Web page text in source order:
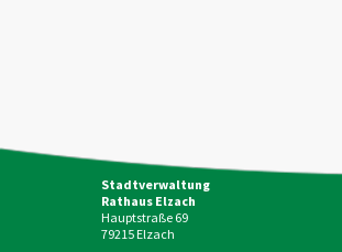
Stadtverwaltung
Rathaus Elzach
Hauptstraße 69
79215Elzach